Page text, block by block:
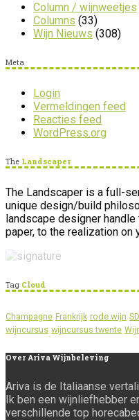
Column / wijnweetjes
Columns (33)
Wijn Nieuws (308)
Meta
Login
Vermeldingen feed
Reacties feed
WordPress.org
The Landscaper
The Landscaper is a full-
unique design/build
landscape designer
paper, to the realization on
Tag Cloud
Champagne Frankrijk rode wijn
wijncursus wijncursus twente
Over Ariva Wijnbeleving
Ariva is de Italiaanse
Ik ben een wijnliefhebber
verschillende top